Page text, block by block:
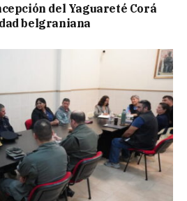
del Yaguareté Corá
belgraniana